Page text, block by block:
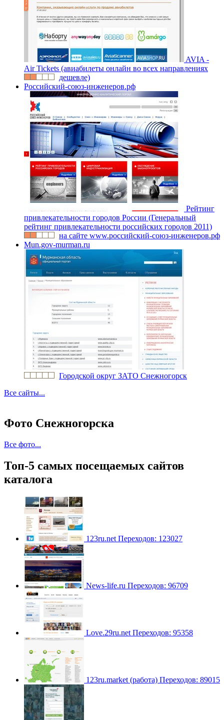
AVIA -
Air Tickets (авиабилеты онлайн во всех направлениях
дешевле)
Российский-союз-инженеров.рф
Рейтинг
привлекательности городов России (Генеральный
рейтинг привлекательности российских городов 2011)
на сайте www.российский-союз-инженеров.рф
Mun.gov-murman.ru
Городской округ ЗАТО Снежногорск
Все сайты...
Фото Снежногорска
Все фото...
Топ-5 самых посещаемых сайтов
каталога
123ru.net Переходов: 123027
News-life.ru Переходов: 96709
Love.29ru.net Переходов: 95358
123ru.market (работа) Переходов: 89015